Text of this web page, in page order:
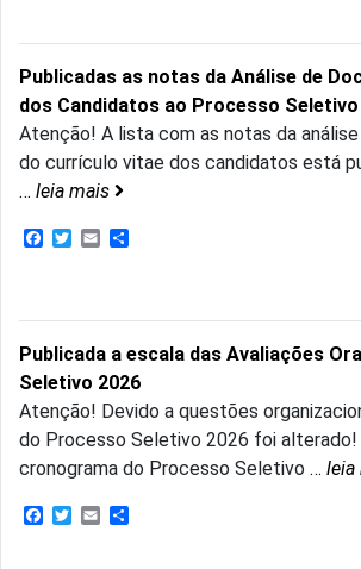
Publicadas as notas da Análise de
dos Candidatos ao Processo Seletivo
Atenção! A lista com as notas da
do currículo vitae dos candidatos está
… leia mais
Facebook
Twitter
Email
Publicada a escala das Avaliações
Seletivo 2026
Atenção! Devido a questões
do Processo Seletivo 2026 foi alterado!
cronograma do Processo Seletivo … leia
Facebook
Twitter
Email